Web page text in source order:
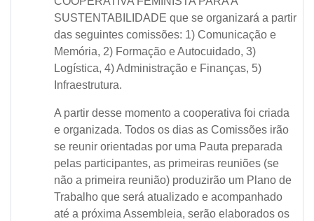
SUSTENTABILIDADE que se organizará a partir
das seguintes comissões: 1) Comunicação e
Memória, 2) Formação e Autocuidado, 3)
Logística, 4) Administração e Finanças, 5)
Infraestrutura.
A partir desse momento a cooperativa foi criada
e organizada. Todos os dias as Comissões irão
se reunir orientadas por uma Pauta preparada
pelas participantes, as primeiras reuniões (se
não a primeira reunião) produzirão um Plano de
Trabalho que será atualizado e acompanhado
até a próxima Assembleia, serão elaborados os